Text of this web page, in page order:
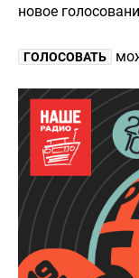
новое
ГОЛОСОВАТЬ